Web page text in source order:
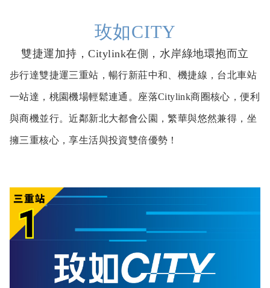
玫如CITY
雙捷運加持，Citylink在側，水岸綠地環抱而立
步行達雙捷運三重站，暢行新莊中和、機捷線，台北車站
一站達，桃園機場輕鬆連通。座落Citylink商圈核心，便利
與商機並行。近鄰新北大都會公園，繁華與悠然兼得，坐
擁三重核心，享生活與投資雙倍優勢！